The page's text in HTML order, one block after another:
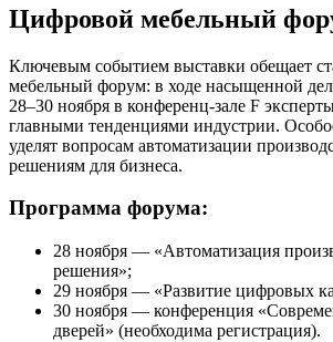
Цифровой мебельный
Ключевым событием выставки обещает
мебельный форум: в ходе насыщенной
28–30 ноября в конференц-зале F
главными тенденциями индустрии.
уделят вопросам автоматизации
решениям для бизнеса.
Программа форума:
28 ноября — «Автоматизация
решения»;
29 ноября — «Развитие цифровых
30 ноября — конференция
дверей» (необходима регистрация).